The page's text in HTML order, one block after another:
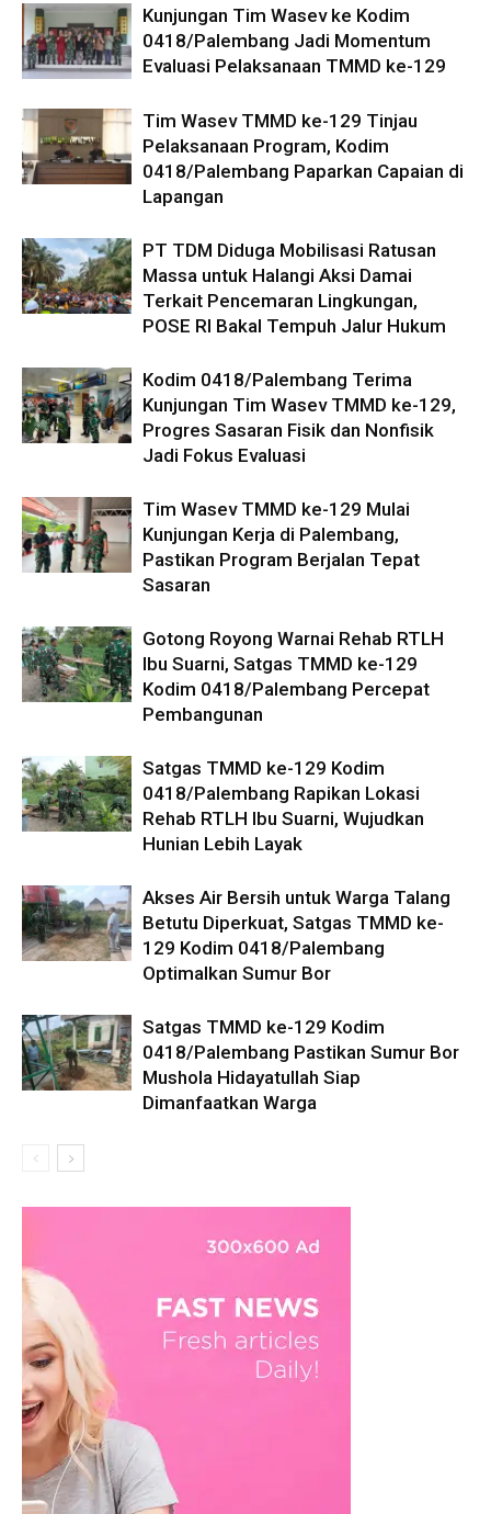
Kunjungan Tim Wasev ke Kodim
0418/Palembang Jadi Momentum
Evaluasi Pelaksanaan TMMD ke-129
Tim Wasev TMMD ke-129 Tinjau
Pelaksanaan Program, Kodim
0418/Palembang Paparkan Capaian di
Lapangan
PT TDM Diduga Mobilisasi Ratusan
Massa untuk Halangi Aksi Damai
Terkait Pencemaran Lingkungan,
POSE RI Bakal Tempuh Jalur Hukum
Kodim 0418/Palembang Terima
Kunjungan Tim Wasev TMMD ke-129,
Progres Sasaran Fisik dan Nonfisik
Jadi Fokus Evaluasi
Tim Wasev TMMD ke-129 Mulai
Kunjungan Kerja di Palembang,
Pastikan Program Berjalan Tepat
Sasaran
Gotong Royong Warnai Rehab RTLH
Ibu Suarni, Satgas TMMD ke-129
Kodim 0418/Palembang Percepat
Pembangunan
Satgas TMMD ke-129 Kodim
0418/Palembang Rapikan Lokasi
Rehab RTLH Ibu Suarni, Wujudkan
Hunian Lebih Layak
Akses Air Bersih untuk Warga Talang
Betutu Diperkuat, Satgas TMMD ke-
129 Kodim 0418/Palembang
Optimalkan Sumur Bor
Satgas TMMD ke-129 Kodim
0418/Palembang Pastikan Sumur Bor
Mushola Hidayatullah Siap
Dimanfaatkan Warga